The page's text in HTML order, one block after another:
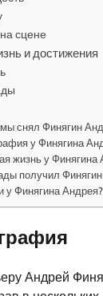
сцене
и достижения
снял Финягин
у Финягина
жизнь у Финягина
получил
у Финягина Андрея?
Андрей